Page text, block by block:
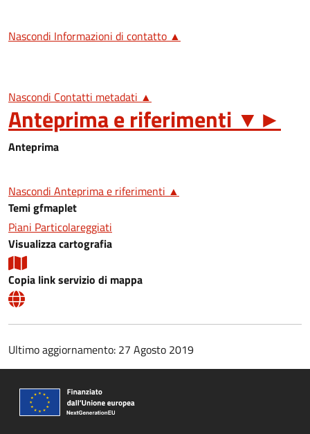
Nascondi Informazioni di contatto ▲
Nascondi Contatti metadati ▲
Anteprima e riferimenti ▼ ►
Anteprima
Nascondi Anteprima e riferimenti ▲
Temi gfmaplet
Piani Particolareggiati
Visualizza cartografia
Copia link servizio di mappa
Ultimo aggiornamento: 27 Agosto 2019